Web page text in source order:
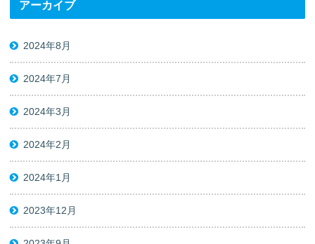
アーカイブ
2024年8月
2024年7月
2024年3月
2024年2月
2024年1月
2023年12月